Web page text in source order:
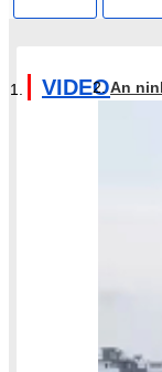
VIDEOAn